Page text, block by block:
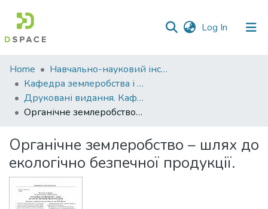
Log In (current)
Communities
&
Collections
All of DSpace
Statistics
Home
Навчально-науковий інститут агротехнологій, селекції та екології
Кафедра землеробства і агрохімії ім. В.І.Сазанова
Друковані видання. Кафедра землеробства і агрохімії ім. В.І.Сазанова
Органічне землеробство – шлях до екологічно безпечної продукції.
Органічне землеробство – шлях до
екологічно безпечної продукції.